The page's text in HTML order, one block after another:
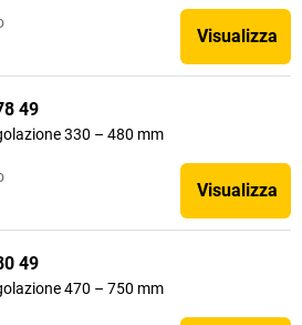
Visualizza
49
330 – 480 mm
Visualizza
49
470 – 750 mm